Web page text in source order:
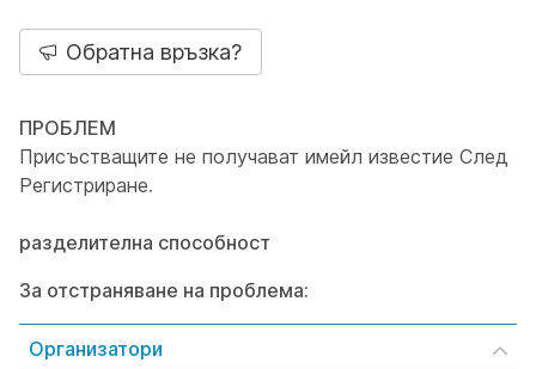
Обратна връзка?
ПРОБЛЕМ
Присъстващите не получават имейл известие След
Регистриране.
разделителна способност
За отстраняване на проблема:
Организатори